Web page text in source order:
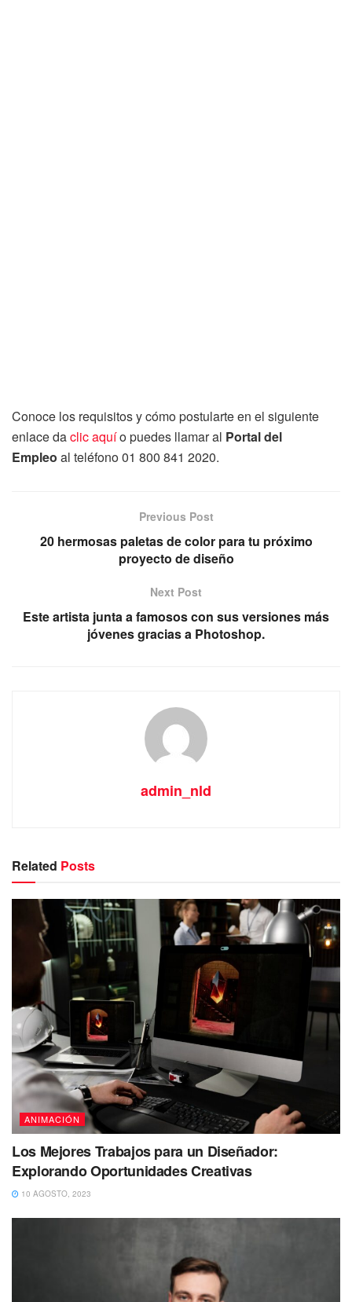
Conoce los requisitos y cómo postularte en el siguiente
enlace daclic aquío puedes llamar al Portal del
Empleo al teléfono 01 800 841 2020.
Previous Post
20 hermosas paletas de color para tu próximo
proyecto de diseño
Next Post
Este artista junta a famosos con sus versiones más
jóvenes gracias a Photoshop.
admin_nld
Related Posts
ANIMACIÓN
Los Mejores Trabajos para un Diseñador:
Explorando Oportunidades Creativas
10 AGOSTO, 2023